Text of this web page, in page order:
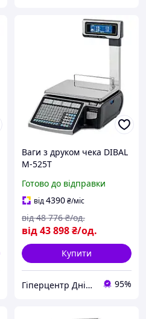
Ваги з друком чека DIBAL
M-525T
Готово до відправки
від4390₴/міс
від43 898₴/од.
від 48 776 ₴/од.
Купити
Гіперцентр Дніпро - ваги, складська техніка, банківське обладнання 95%